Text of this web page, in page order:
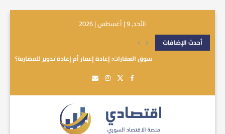
الأحد, 9 | أغسطس | 2026
أحدث الإضافات
سوق العقارات: إعادة إعمار أم إعادة تدوير للمضاربة؟